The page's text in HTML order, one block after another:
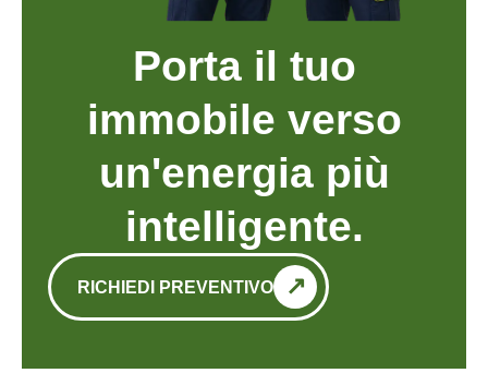
Porta il tuo
immobile verso
un'energia più
intelligente.
RICHIEDI PREVENTIVO